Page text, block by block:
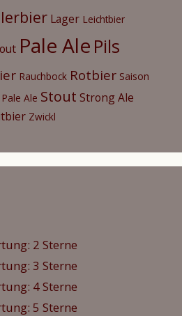
Lager Leichtbier
Pale Ale Pils
Rauchbock Rotbier Saison
Ale Stout Strong Ale
Zwickl
2 Sterne
3 Sterne
4 Sterne
5 Sterne